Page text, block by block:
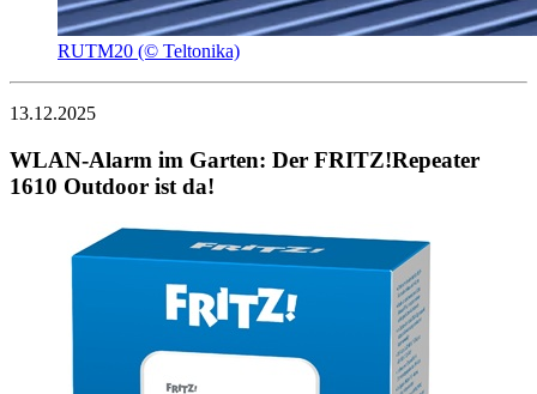
RUTM20 (© Teltonika)
13.12.2025
WLAN-Alarm im Garten: Der FRITZ!Repeater
1610 Outdoor ist da!